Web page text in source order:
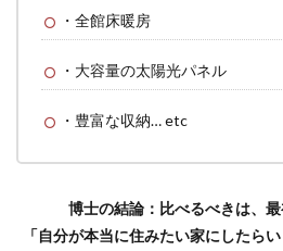
・全館床暖房
・大容量の太陽光パネル
・豊富な収納… etc
博士の結論：比べるべきは、
「自分が本当に住みたい家にしたら